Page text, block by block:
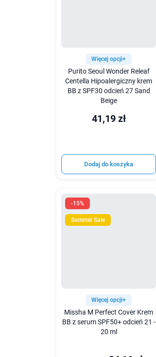
Więcej opcji+
Purito Seoul Wonder Releaf
Centella Hipoalergiczny krem
BB z SPF30 odcień 27 Sand
Beige
41,19 zł
Dodaj do koszyka
-15%
Summer Sale
Więcej opcji+
Missha M Perfect Cover Krem
BB z serum SPF50+ odcień 21 -
20 ml